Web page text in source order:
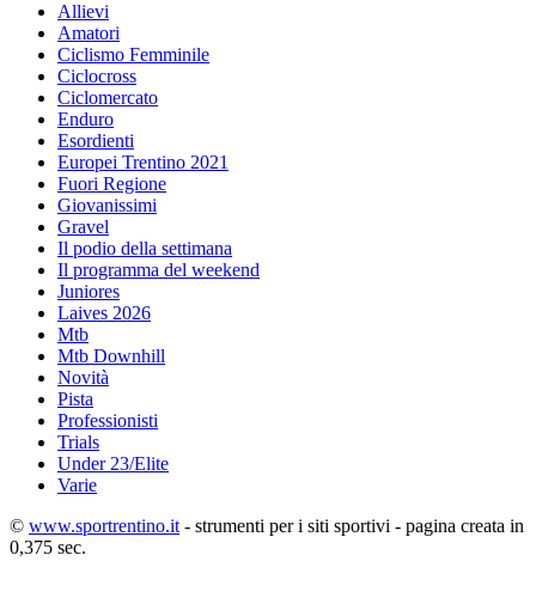
Allievi
Amatori
Ciclismo Femminile
Ciclocross
Ciclomercato
Enduro
Esordienti
Europei Trentino 2021
Fuori Regione
Giovanissimi
Gravel
Il podio della settimana
Il programma del weekend
Juniores
Laives 2026
Mtb
Mtb Downhill
Novità
Pista
Professionisti
Trials
Under 23/Elite
Varie
© www.sportrentino.it - strumenti per i siti sportivi - pagina creata in
0,375 sec.